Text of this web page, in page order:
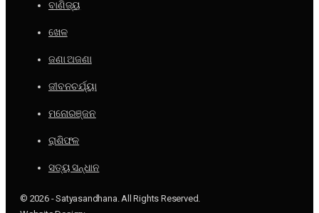
ବାଣିଜ୍ୟ
ଖେଳ
ଜଣା ଅଜଣା
ଜୀବନଚର୍ଯ୍ୟା
ମନୋରଞ୍ଜନ
ରାଶିଫଳ
ସତ୍ୟ ସନ୍ଧାନ
© 2026 - Satyasandhana. All Rights Reserved.